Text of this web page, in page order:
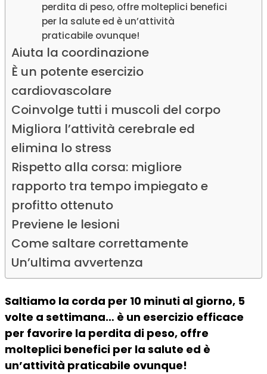
perdita di peso, offre molteplici benefici
per la salute ed è un’attività
praticabile ovunque!
Aiuta la coordinazione
È un potente esercizio
cardiovascolare
Coinvolge tutti i muscoli del corpo
Migliora l’attività cerebrale ed
elimina lo stress
Rispetto alla corsa: migliore
rapporto tra tempo impiegato e
profitto ottenuto
Previene le lesioni
Come saltare correttamente
Un’ultima avvertenza
Saltiamo la corda per 10 minuti al giorno, 5
volte a settimana… è un esercizio efficace
per favorire la perdita di peso, offre
molteplici benefici per la salute ed è
un’attività praticabile ovunque!